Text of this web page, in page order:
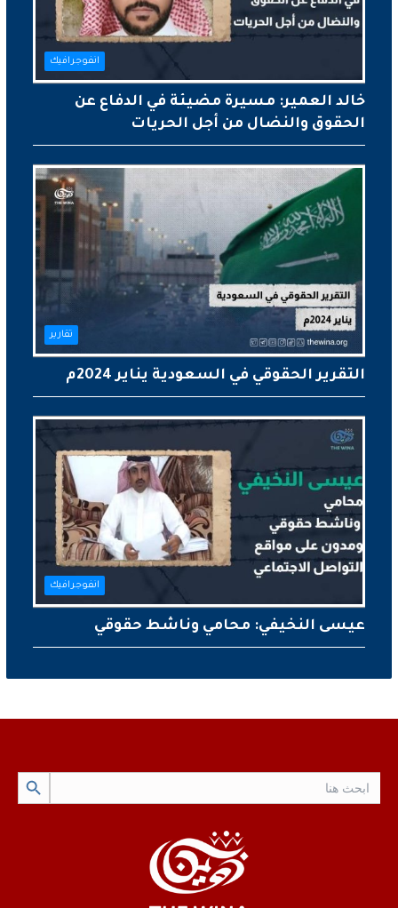
انفوجرافيك
خالد العمير: مسيرة مضيئة في الدفاع عن
الحقوق والنضال من أجل الحريات
تقارير
التقرير الحقوقي في السعودية يناير 2024م
انفوجرافيك
عيسى النخيفي: محامي وناشط حقوقي
Search Button